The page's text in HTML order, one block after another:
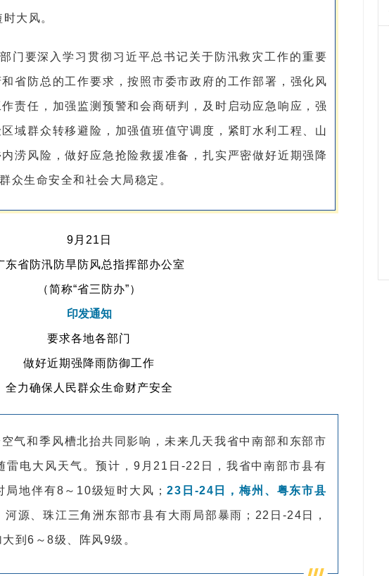
大风。
门要深入学习贯彻习近平总书记关于防汛救灾工作的重要
省防总的工作要求，按照市委市政府的工作部署，强化风
责任，加强监测预警和会商研判，及时启动应急响应，强
域群众转移避险，加强值班值守调度，紧盯水利工程、山
涝风险，做好应急抢险救援准备，扎实严密做好近期强降
众生命安全和社会大局稳定。
9月21日
东省防汛防旱防风总指挥部办公室
（简称“省三防办”）
印发通知
要求各地各部门
做好近期强降雨防御工作
全力确保人民群众生命财产安全
气和季风槽北抬共同影响，未来几天我省中南部和东部市
雷电大风天气。预计，9月21日-22日，我省中南部市县有
局地伴有8～10级短时大风；23日-24日，梅州、 粤东市县
河源、珠江三角洲东部市县有大雨局部暴雨；22日-24日，
到6～8级、阵风9级。